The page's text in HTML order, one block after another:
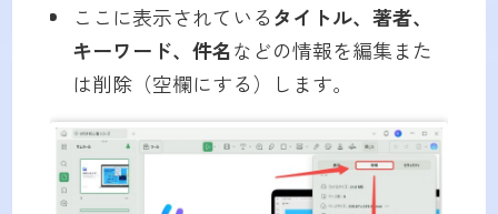
ここに表示されているタイトル、著者、
キーワード、件名などの情報を編集また
は削除（空欄にする）します。